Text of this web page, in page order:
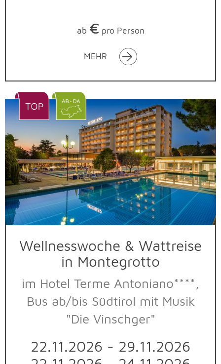
ab € pro Person
MEHR
Wellnesswoche & Wattreise
in Montegrotto
im Hotel Terme Antoniano****,
Bus ab/bis Südtirol mit Musik
"Die Vinschger"
22.11.2026 - 29.11.2026